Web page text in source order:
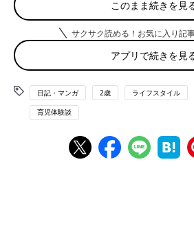
ろから、Instagramでマンガを投稿してい
今年の3月でつむぎは3歳になります。
今年の4月から
へ入園が決まって
しくもあり、少し寂しい気持ちになりま
人見知りもせず、元気で活発な女の子に
が、つむぎはたまに度が過ぎることがあ
ではあります。
入園までに、しっかりそのことはしつけ
このまま続きを見
サクサク読める！お気に入り記
アプリで続きを見
日記・マンガ 2歳 ライフスタイル
育児体験談